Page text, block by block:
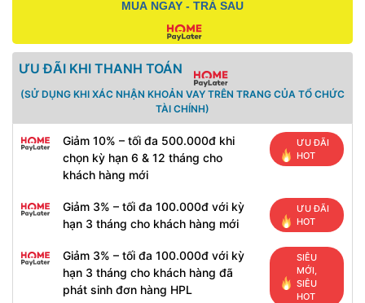
MUA NGAY - TRẢ SAU
ƯU ĐÃI KHI THANH TOÁN
(SỬ DỤNG KHI XÁC NHẬN KHOẢN VAY TRÊN TRANG CỦA TỔ CHỨC
TÀI CHÍNH)
Giảm 10% – tối đa 500.000đ khi
chọn kỳ hạn 6 & 12 tháng cho
khách hàng mới
ƯU ĐÃI
HOT
Giảm 3% – tối đa 100.000đ với kỳ
hạn 3 tháng cho khách hàng mới
ƯU ĐÃI
HOT
Giảm 3% – tối đa 100.000đ với kỳ
hạn 3 tháng cho khách hàng đã
phát sinh đơn hàng HPL
SIÊU
MỚI,
SIÊU
HOT